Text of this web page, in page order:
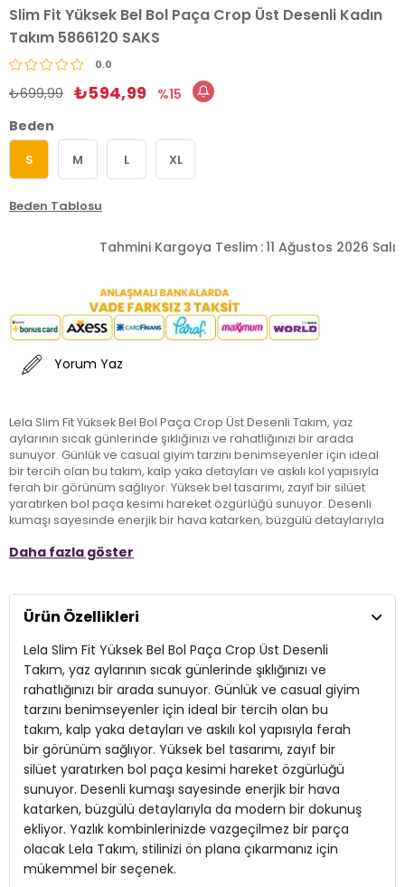
Slim Fit Yüksek Bel Bol Paça Crop Üst Desenli Kadın
Takım 5866120 SAKS
0.0
₺699,99 ₺594,99
15
Beden
S M L XL
Beden Tablosu
Tahmini Kargoya Teslim :11 Ağustos 2026 Salı
Yorum Yaz
Lela Slim Fit Yüksek Bel Bol Paça Crop Üst Desenli Takım, yaz
aylarının sıcak günlerinde şıklığınızı ve rahatlığınızı bir arada
sunuyor. Günlük ve casual giyim tarzını benimseyenler için ideal
bir tercih olan bu takım, kalp yaka detayları ve askılı kol yapısıyla
ferah bir görünüm sağlıyor. Yüksek bel tasarımı, zayıf bir silüet
yaratırken bol paça kesimi hareket özgürlüğü sunuyor. Desenli
kumaşı sayesinde enerjik bir hava katarken, büzgülü detaylarıyla
bir parça olacak Lela Takım, stilinizi ön plana çıkarmanız için
Model:Takım
Giyim Tarzı:Günlük/Casual
Desen:Desenli
Mevsim: Yazlık
Yaka Tipi:Kalp Yaka
Askılı
Kumaş Tipi: Belirtilmemiş
Bel:Yüksek Bel
Boy:Standart
Daha fazla göster
Ürün Özellikleri
Lela Slim Fit Yüksek Bel Bol Paça Crop Üst Desenli
Takım, yaz aylarının sıcak günlerinde şıklığınızı ve
rahatlığınızı bir arada sunuyor. Günlük ve casual giyim
tarzını benimseyenler için ideal bir tercih olan bu
takım, kalp yaka detayları ve askılı kol yapısıyla ferah
bir görünüm sağlıyor. Yüksek bel tasarımı, zayıf bir
silüet yaratırken bol paça kesimi hareket özgürlüğü
sunuyor. Desenli kumaşı sayesinde enerjik bir hava
katarken, büzgülü detaylarıyla da modern bir dokunuş
ekliyor. Yazlık kombinlerinizde vazgeçilmez bir parça
olacak Lela Takım, stilinizi ön plana çıkarmanız için
mükemmel bir seçenek.